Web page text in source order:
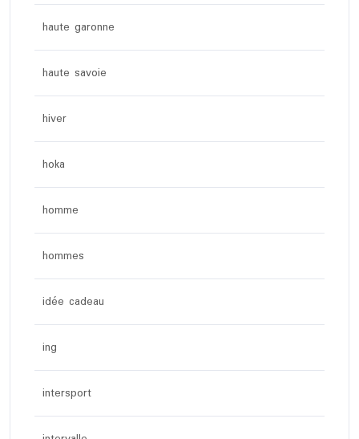
haute garonne
haute savoie
hiver
hoka
homme
hommes
idée cadeau
ing
intersport